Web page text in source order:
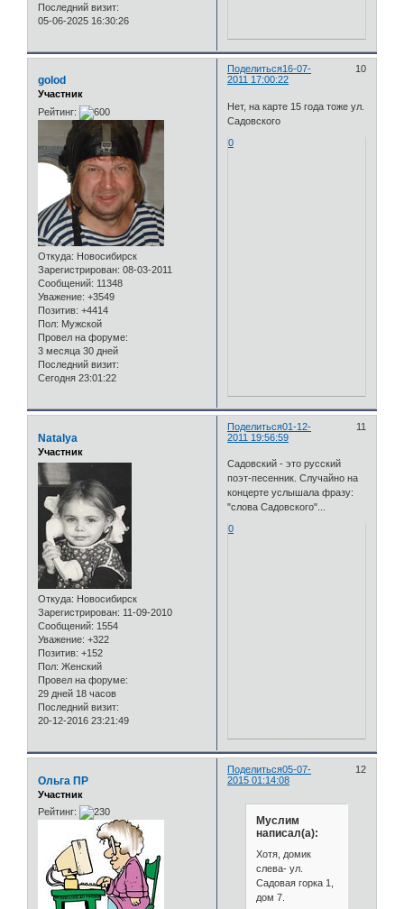
Последний визит:
05-06-2025 16:30:26
Поделиться 10
16-07-
2011 17:00:22
golod
Участник
Рейтинг:
Откуда: Новосибирск
Зарегистрирован: 08-03-2011
Сообщений: 11348
Уважение: +3549
Позитив: +4414
Пол: Мужской
Провел на форуме:
3 месяца 30 дней
Последний визит:
Сегодня 23:01:22
Нет, на карте 15 года тоже ул.
Садовского
0
Поделиться 11
01-12-
2011 19:56:59
Natalya
Участник
Откуда: Новосибирск
Зарегистрирован: 11-09-2010
Сообщений: 1554
Уважение: +322
Позитив: +152
Пол: Женский
Провел на форуме:
29 дней 18 часов
Последний визит:
20-12-2016 23:21:49
Садовский - это русский
поэт-песенник. Случайно на
концерте услышала фразу:
"слова Садовского"...
0
Поделиться 12
05-07-
2015 01:14:08
Ольга ПР
Участник
Рейтинг:
Муслим
написал(а):
Хотя, домик
слева- ул.
Садовая горка 1,
дом 7.